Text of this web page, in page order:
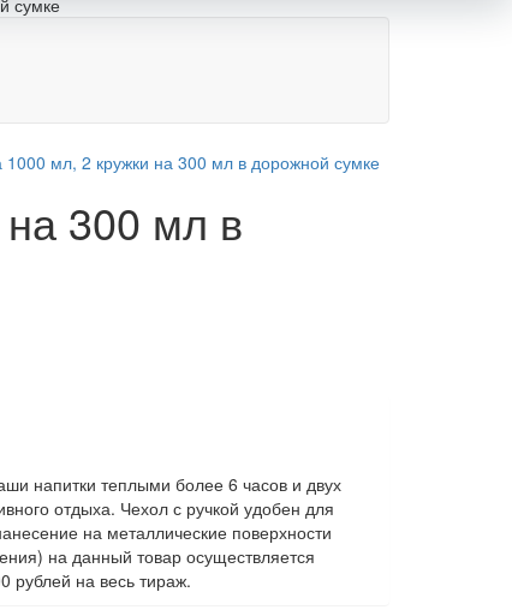
сумке
300 мл в
напитки теплыми более 6 часов и двух
отдыха. Чехол с ручкой удобен для
на металлические поверхности
на данный товар осуществляется
рублей на весь тираж.